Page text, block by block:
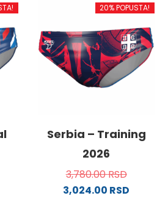
20% POPUSTA!
Serbia – Training
2026
3,780.00RSD
3,024.00 RSD